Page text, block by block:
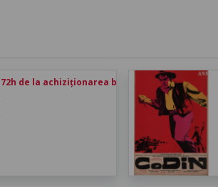
de la achiziționarea biletului